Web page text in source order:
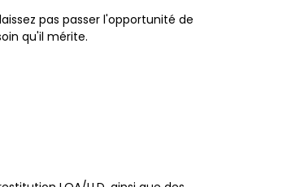
pas passer l'opportunité de
qu'il mérite.